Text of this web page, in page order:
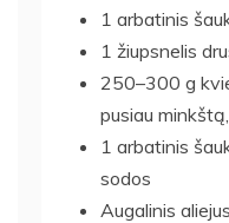
1 arbatinis
1 žiupsnelis
250–300 g
pusiau
1 arbatinis
sodos
Augalinis